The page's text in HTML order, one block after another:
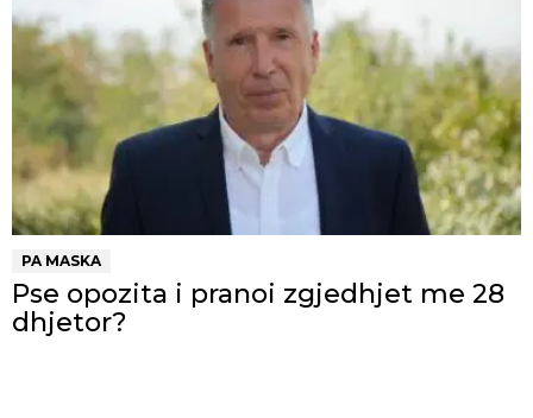
PA MASKA
Pse opozita i pranoi zgjedhjet me 28
dhjetor?